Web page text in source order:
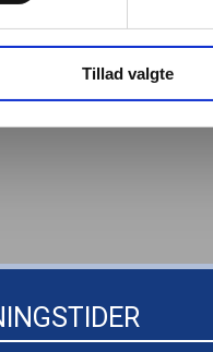
Tillad valgte